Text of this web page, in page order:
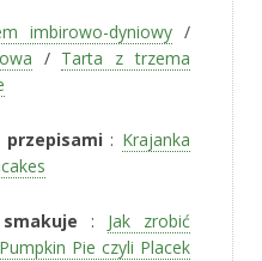
imbirowo-dyniowy/
/ Tarta z trzema
przepisami: Krajanka
: Jak zrobić
Pumpkin Pie czyli Placek